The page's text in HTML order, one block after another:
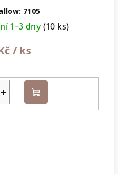
7105
1–3 dny(10 ks)
/ ks
+ Do
košíku